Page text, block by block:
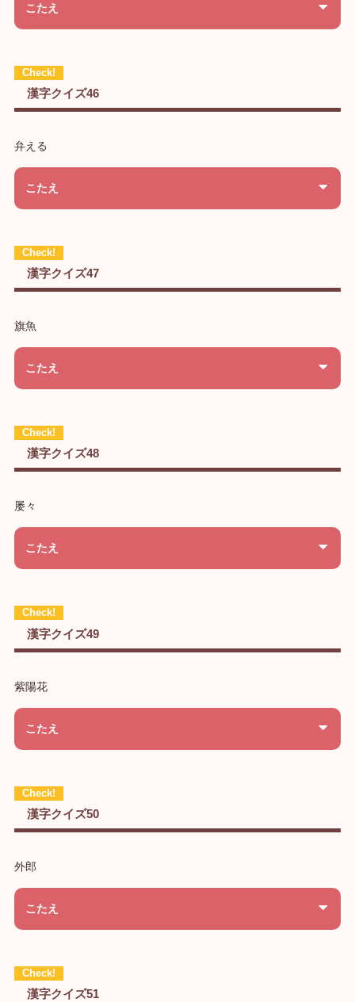
こたえ
漢字クイズ46
弁える
こたえ
漢字クイズ47
旗魚
こたえ
漢字クイズ48
屡々
こたえ
漢字クイズ49
紫陽花
こたえ
漢字クイズ50
外郎
こたえ
漢字クイズ51